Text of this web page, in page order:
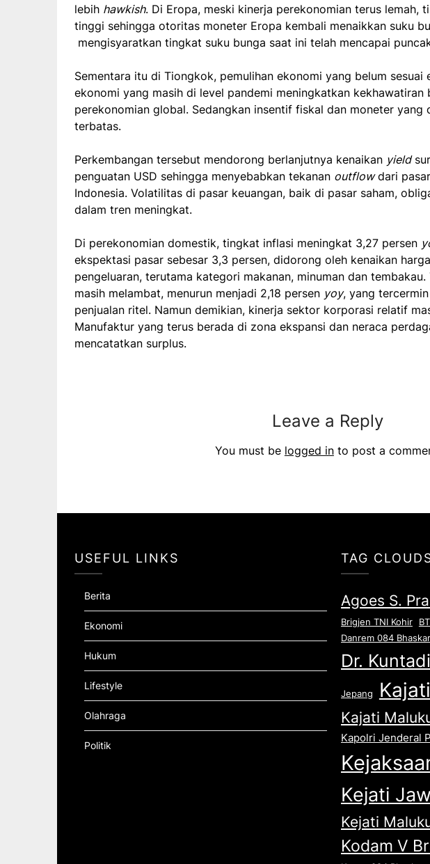
lebih hawkish. Di Eropa, meski kinerja perekonomian terus lemah,
tinggi sehingga otoritas moneter Eropa kembali menaikkan suku
mengisyaratkan tingkat suku bunga saat ini telah mencapai
Sementara itu di Tiongkok, pemulihan ekonomi yang belum sesuai
ekonomi yang masih di level pandemi meningkatkan kekhawatiran
perekonomian global. Sedangkan insentif fiskal dan moneter yang
terbatas.
Perkembangan tersebut mendorong berlanjutnya kenaikan yield
penguatan USD sehingga menyebabkan tekanan outflowdari pasar
Indonesia. Volatilitas di pasar keuangan, baik di pasar saham,
dalam tren meningkat.
Di perekonomian domestik, tingkat inflasi meningkat 3,27 persen
ekspektasi pasar sebesar 3,3 persen, didorong oleh kenaikan
pengeluaran, terutama kategori makanan, minuman dan
masih melambat, menurun menjadi 2,18 persen yoy, yang
penjualan ritel. Namun demikian, kinerja sektor korporasi relatif
Manufaktur yang terus berada di zona ekspansi dan neraca
mencatatkan surplus.
Leave a Reply
You must be logged into post a
USEFUL LINKS
Berita
Ekonomi
Hukum
Lifestyle
Olahraga
Politik
TAG
Agoes S.
Brigjen TNI Kohir
Danrem 084
Dr. Kuntadi
Jepang
Kajati
Kapolri Jenderal
Kejati
Kejati
Kodam V